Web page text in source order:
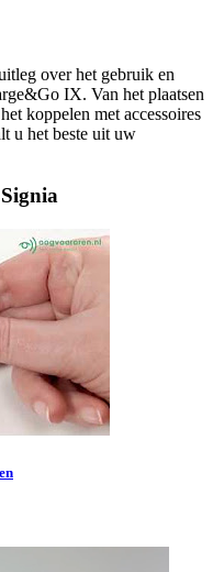
over het gebruik en
IX. Van het plaatsen
koppelen met accessoires
u het beste uit uw